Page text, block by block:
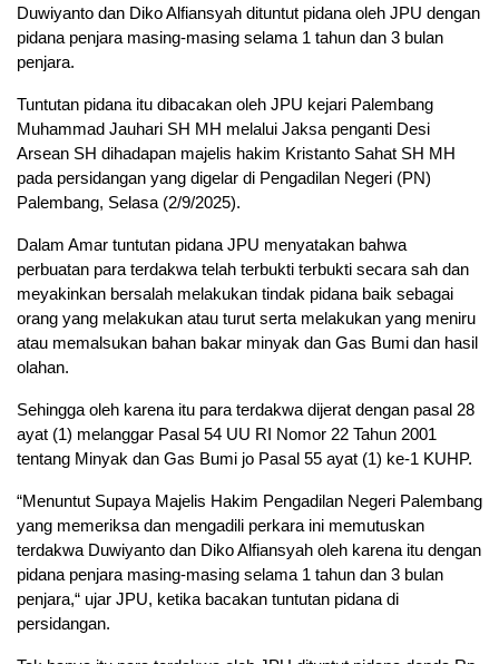
Duwiyanto dan Diko Alfiansyah dituntut pidana oleh JPU dengan
pidana penjara masing-masing selama 1 tahun dan 3 bulan
penjara.
Tuntutan pidana itu dibacakan oleh JPU kejari Palembang
Muhammad Jauhari SH MH melalui Jaksa penganti Desi
Arsean SH dihadapan majelis hakim Kristanto Sahat SH MH
pada persidangan yang digelar di Pengadilan Negeri (PN)
Palembang, Selasa (2/9/2025).
Dalam Amar tuntutan pidana JPU menyatakan bahwa
perbuatan para terdakwa telah terbukti terbukti secara sah dan
meyakinkan bersalah melakukan tindak pidana baik sebagai
orang yang melakukan atau turut serta melakukan yang meniru
atau memalsukan bahan bakar minyak dan Gas Bumi dan hasil
olahan.
Sehingga oleh karena itu para terdakwa dijerat dengan pasal 28
ayat (1) melanggar Pasal 54 UU RI Nomor 22 Tahun 2001
tentang Minyak dan Gas Bumi jo Pasal 55 ayat (1) ke-1 KUHP.
“Menuntut Supaya Majelis Hakim Pengadilan Negeri Palembang
yang memeriksa dan mengadili perkara ini memutuskan
terdakwa Duwiyanto dan Diko Alfiansyah oleh karena itu dengan
pidana penjara masing-masing selama 1 tahun dan 3 bulan
penjara,“ ujar JPU, ketika bacakan tuntutan pidana di
persidangan.